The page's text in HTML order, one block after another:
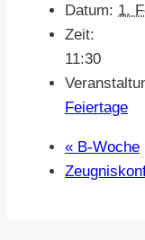
Datum: 1.
Zeit:
11:30
Feiertage
« B-Woche